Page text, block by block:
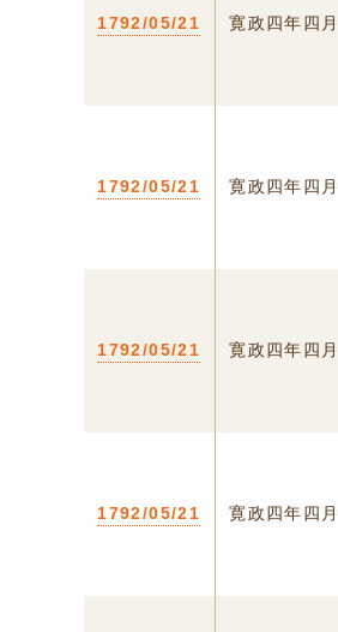
1792/05/21 寛政四年四
1792/05/21 寛政四年四
1792/05/21 寛政四年四
1792/05/21 寛政四年四